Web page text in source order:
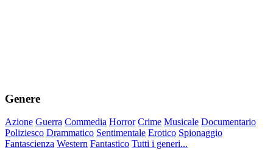
Genere
Azione Guerra Commedia Horror Crime Musicale Documentario
Poliziesco Drammatico Sentimentale Erotico Spionaggio
Fantascienza Western Fantastico Tutti i generi...